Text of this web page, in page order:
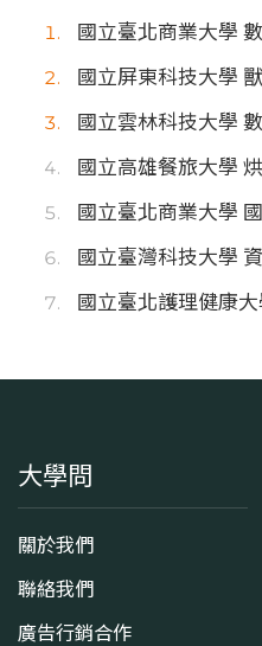
國立臺北商業大學
國立屏東科技大學
國立雲林科技大學
國立高雄餐旅大學
國立臺北商業大學
國立臺灣科技大學
國立臺北護理健康
大學問
關於我們
聯絡我們
廣告行銷合作